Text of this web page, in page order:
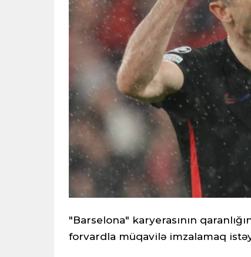
"Barselona" karyerasının
forvardla müqavilə imzalamaq